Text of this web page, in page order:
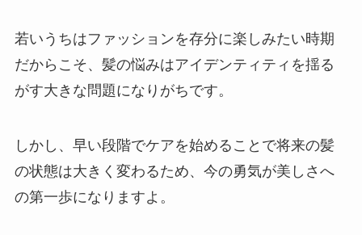
若いうちはファッションを存分に楽しみたい時期
だからこそ、髪の悩みはアイデンティティを揺る
がす大きな問題になりがちです。
しかし、早い段階でケアを始めることで将来の髪
の状態は大きく変わるため、今の勇気が美しさへ
の第一歩になりますよ。